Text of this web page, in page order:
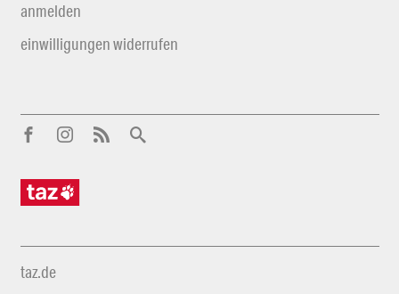
anmelden
einwilligungen widerrufen
taz.de